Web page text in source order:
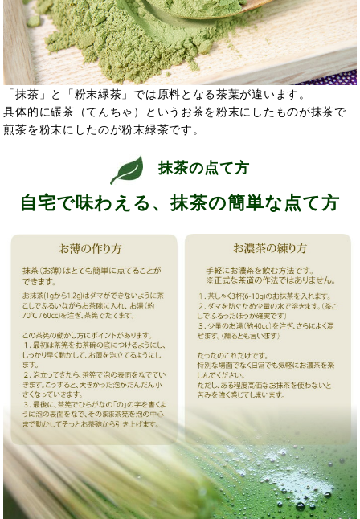
「抹茶」と「粉末緑茶」では原料となる茶葉が違います。
具体的に碾茶（てんちゃ）というお茶を粉末にしたものが抹茶で
煎茶を粉末にしたのが粉末緑茶です。
抹茶の点て方
自宅で味わえる、抹茶の簡単な点て方